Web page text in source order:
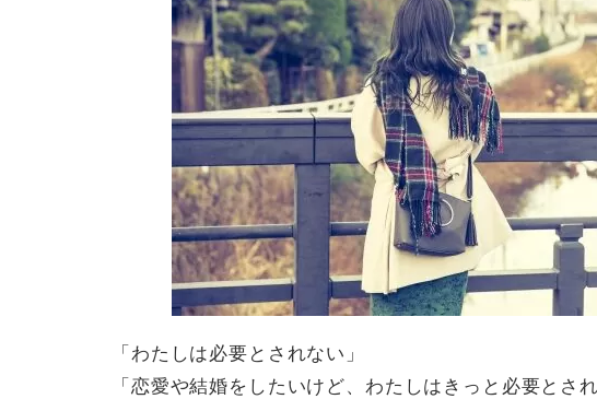
「わたしは必要とされない」
「恋愛や結婚をしたいけど、わたしはきっと必要とされ